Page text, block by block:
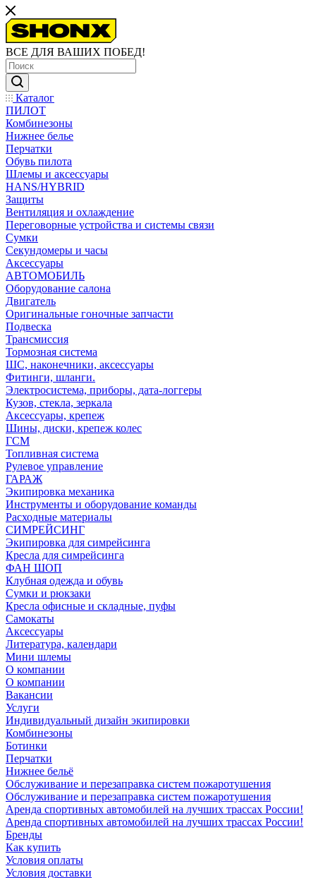
ВСЕ ДЛЯ ВАШИХ ПОБЕД!
Каталог
ПИЛОТ
Комбинезоны
Нижнее белье
Перчатки
Обувь пилота
Шлемы и аксессуары
HANS/HYBRID
Защиты
Вентиляция и охлаждение
Переговорные устройства и системы связи
Сумки
Секундомеры и часы
Аксессуары
АВТОМОБИЛЬ
Оборудование салона
Двигатель
Оригинальные гоночные запчасти
Подвеска
Трансмиссия
Тормозная система
ШС, наконечники, аксессуары
Фитинги, шланги.
Электросистема, приборы, дата-логгеры
Кузов, стекла, зеркала
Аксессуары, крепеж
Шины, диски, крепеж колес
ГСМ
Топливная система
Рулевое управление
ГАРАЖ
Экипировка механика
Инструменты и оборудование команды
Расходные материалы
СИМРЕЙСИНГ
Экипировка для симрейсинга
Кресла для симрейсинга
ФАН ШОП
Клубная одежда и обувь
Сумки и рюкзаки
Кресла офисные и складные, пуфы
Самокаты
Аксессуары
Литература, календари
Мини шлемы
О компании
О компании
Вакансии
Услуги
Индивидуальный дизайн экипировки
Комбинезоны
Ботинки
Перчатки
Нижнее бельё
Обслуживание и перезаправка систем пожаротушения
Обслуживание и перезаправка систем пожаротушения
Аренда спортивных автомобилей на лучших трассах России!
Аренда спортивных автомобилей на лучших трассах России!
Бренды
Как купить
Условия оплаты
Условия доставки